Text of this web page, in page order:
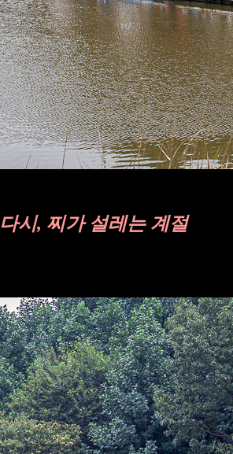
다시, 찌가 설레는 계절